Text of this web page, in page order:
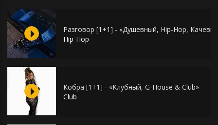
Разговор [1+1] - «Душевный, Hip-Hop,
Hip-Hop
Кобра [1+1] - «Клубный, G-House & Club»
Club